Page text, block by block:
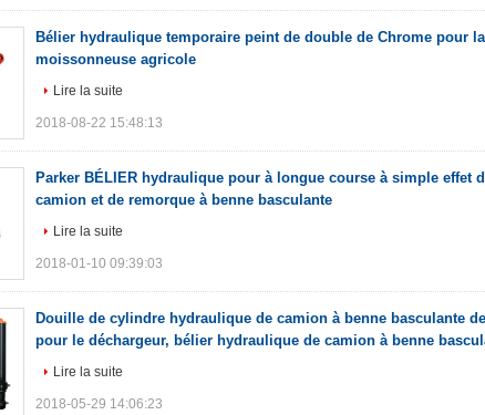
Bélier hydraulique temporaire peint de double de Chrome pour la
moissonneuse agricole
Lire la suite
2018-08-22 15:48:13
Parker BÉLIER hydraulique pour à longue course à simple effet
camion et de remorque à benne basculante
Lire la suite
2018-01-10 09:39:03
Douille de cylindre hydraulique de camion à benne basculante
pour le déchargeur, bélier hydraulique de camion à benne
Lire la suite
2018-05-29 14:06:23